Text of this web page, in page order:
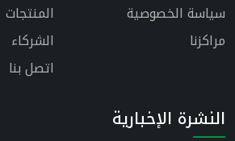
المنتجات
سياسة الخصوصية
الشركاء
مراكزنا
اتصل بنا
النشرة الإخبارية